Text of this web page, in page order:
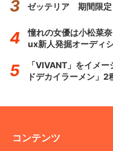
ゼッテリア 期間限定
憧れの女優は小松菜
ux新人発掘オーディ
「VIVANT」をイメ
ドデカイラーメン」2
コンテンツ